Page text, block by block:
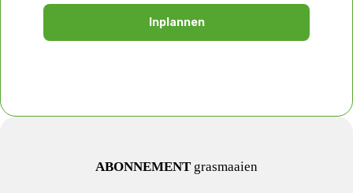
Inplannen
ABONNEMENT grasmaaien